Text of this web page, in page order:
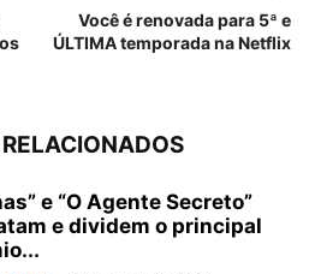
Você é renovada para 5ª e
ÚLTIMA temporada na Netflix
e “O Agente Secreto”
e dividem o principal